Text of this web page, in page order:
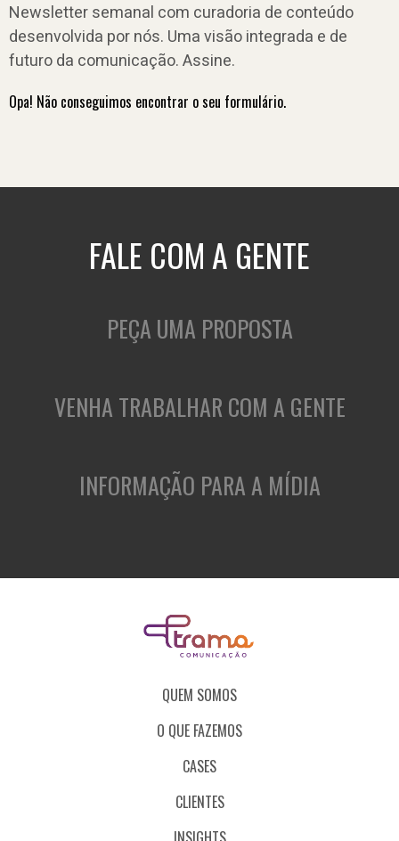
Newsletter semanal com curadoria de conteúdo
desenvolvida por nós. Uma visão integrada e de
futuro da comunicação. Assine.
Opa! Não conseguimos encontrar o seu formulário.
FALE COM A GENTE
PEÇA UMA PROPOSTA
VENHA TRABALHAR COM A GENTE
INFORMAÇÃO PARA A MÍDIA
QUEM SOMOS
O QUE FAZEMOS
CASES
CLIENTES